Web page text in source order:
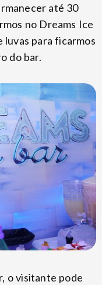
até 30
no Dreams Ice
luvas para ficarmos
do bar.
o visitante pode